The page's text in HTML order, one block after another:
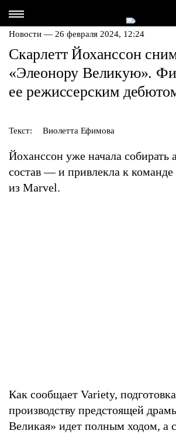
Новости — 26 февраля 2024, 12:24
Скарлетт Йоханссон
«Элеонору Великую».
ее режиссерским
Текст: Виолетта Ефимова
Йоханссон уже начала собирать
состав — и привлекла к команде
из Marvel.
Как сообщает Variety,
производству предстоящей
Великая» идет полным ходом, а